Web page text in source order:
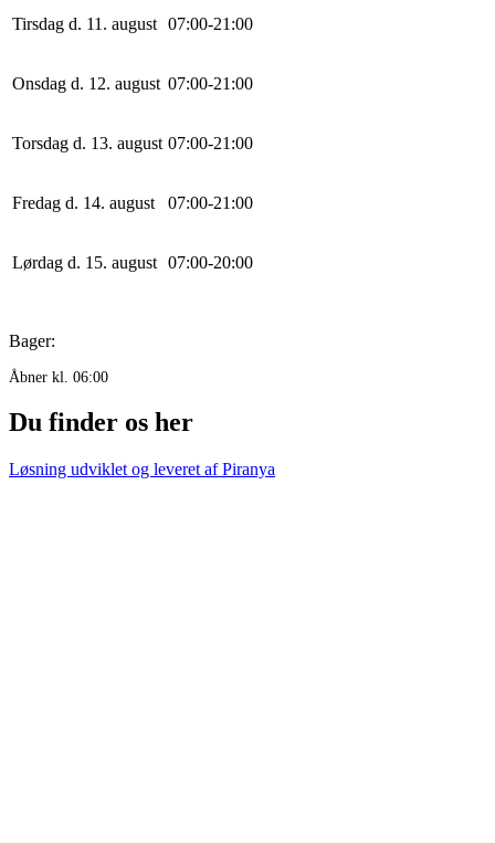
Tirsdag d. 11. august 07:00-21 :00
Onsdag d. 12. august 07:00-21 :00
Torsdag d. 13. august 07:00-21 :00
Fredag d. 14. august 07:00-21 :00
Lørdag d. 15. august 07:00-20:00
Bager:
Åbner kl. 06:00
Du finder os her
Løsning udviklet og leveret afPiranya